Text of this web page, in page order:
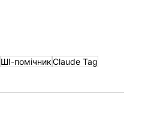
ШІ-помічникClaude Tag